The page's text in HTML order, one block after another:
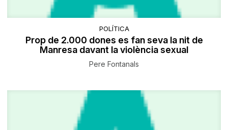
POLÍTICA
Prop de 2.000 dones es fan seva la nit de
Manresa davant la violència sexual
Pere Fontanals